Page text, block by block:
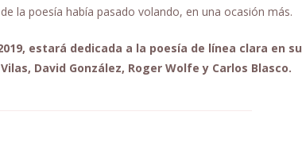
la poesía había pasado volando, en una ocasión más.
estará dedicada a la poesía de línea clara en su
David González, Roger Wolfe y Carlos Blasco.